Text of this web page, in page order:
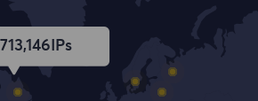
713,146 IPs